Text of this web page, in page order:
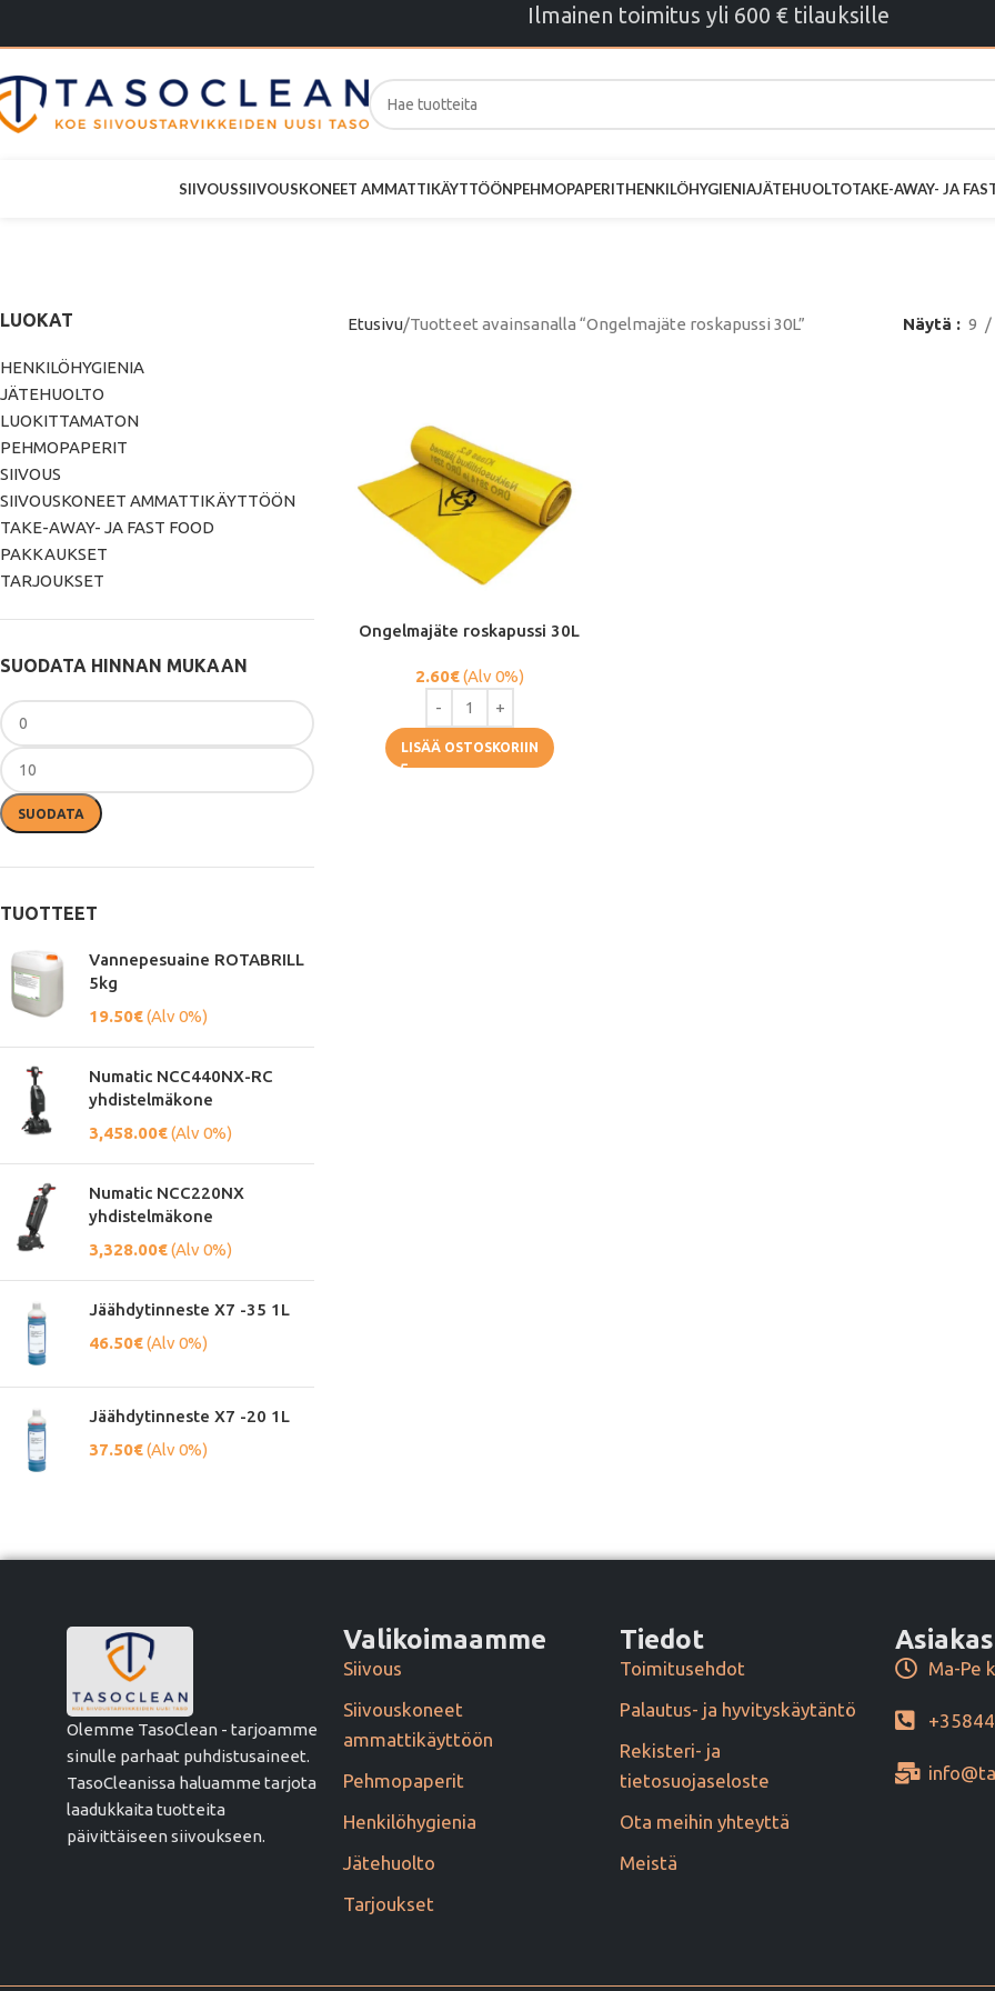
Ilmainen toimitus yli 600 € tilauksille
SIIVOUSSIIVOUSKONEET AMMATTIKÄYTTÖÖNPEHMOPAPERITHENKILÖHYGIENIAJÄTEHUOLTOTAKE-AWAY- JA
LUOKAT
HENKILÖHYGIENIA
JÄTEHUOLTO
LUOKITTAMATON
PEHMOPAPERIT
SIIVOUS
SIIVOUSKONEET AMMATTIKÄYTTÖÖN
TAKE-AWAY- JA FAST FOOD
PAKKAUKSET
TARJOUKSET
SUODATA HINNAN MUKAAN
SUODATA
TUOTTEET
Vannepesuaine ROTABRILL
5kg
19.50€(Alv 0%)
Numatic NCC440NX-RC
yhdistelmäkone
3,458.00€(Alv 0%)
Numatic NCC220NX
yhdistelmäkone
3,328.00€(Alv 0%)
Jäähdytinneste X7 -35 1L
46.50€(Alv 0%)
Jäähdytinneste X7 -20 1L
37.50€(Alv 0%)
Etusivu Tuotteet avainsanalla “Ongelmajäte roskapussi 30L” Näytä 9
Ongelmajäte roskapussi 30L
2.60€(Alv 0%)
LISÄÄ OSTOSKORIIN
Olemme TasoClean - tarjoamme
sinulle parhaat puhdistusaineet.
TasoCleanissa haluamme tarjota
laadukkaita tuotteita
päivittäiseen siivoukseen.
Valikoimaamme
Siivous
Siivouskoneet
ammattikäyttöön
Pehmopaperit
Henkilöhygienia
Jätehuolto
Tarjoukset
Tiedot
Toimitusehdot
Palautus- ja hyvityskäytäntö
Rekisteri- ja
tietosuojaseloste
Ota meihin yhteyttä
Meistä
Ma-Pe